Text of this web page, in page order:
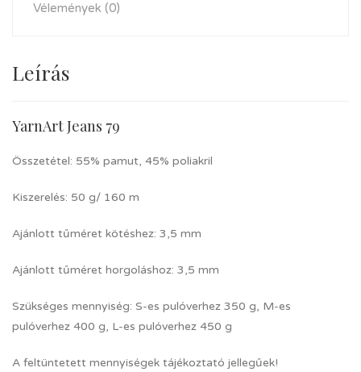
Vélemények (0)
Leírás
YarnArt Jeans 79
Összetétel: 55% pamut, 45% poliakril
Kiszerelés: 50 g/ 160 m
Ajánlott tűméret kötéshez: 3,5 mm
Ajánlott tűméret horgoláshoz: 3,5 mm
Szükséges mennyiség: S-es pulóverhez 350 g, M-es
pulóverhez 400 g, L-es pulóverhez 450 g
A feltüntetett mennyiségek tájékoztató jellegűek!